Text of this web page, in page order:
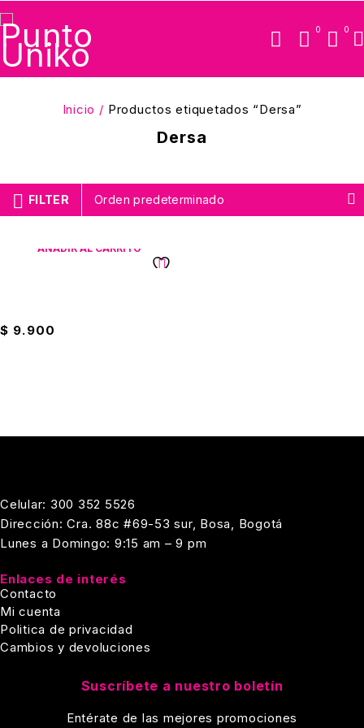
0 0
Dersa
Inicio / Productos etiquetados “Dersa”
FILTER Orden predeterminado
AÑADIR AL CARRITO
$ 9.900
Celular: 300 352 5526
Dirección: Cra. 88c #69-53 sur, Bosa, Bogotá
Lunes a Domingo: 9:15 am – 9 pm
Enlaces de interés
Contacto
Mi cuenta
Politica de privacidad
Cambios y devoluciones
Suscríbete a nuestro boletín
Entérate de las mejores promociones